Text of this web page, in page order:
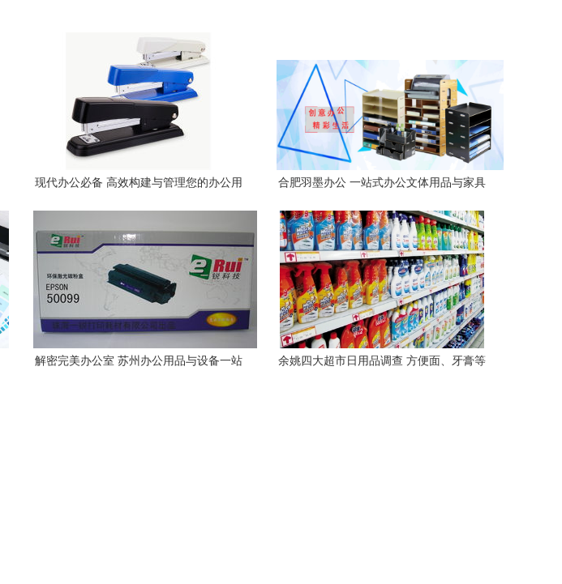
现代办公必备 高效构建与管理您的办公用
合肥羽墨办公 一站式办公文体用品与家具
解密完美办公室 苏州办公用品与设备一站
余姚四大超市日用品调查 方便面、牙膏等